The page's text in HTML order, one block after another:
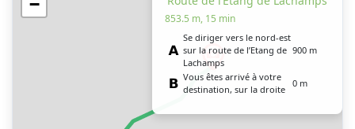
−
853.5 m, 15 min
Se diriger vers le nord-est
sur la route de l’Etang de
Lachamps
900 m
Vous êtes arrivé à votre
destination, sur la droite
0 m